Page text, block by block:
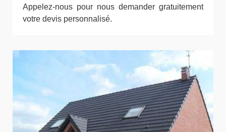
Appelez-nous pour nous demander gratuitement
votre devis personnalisé.